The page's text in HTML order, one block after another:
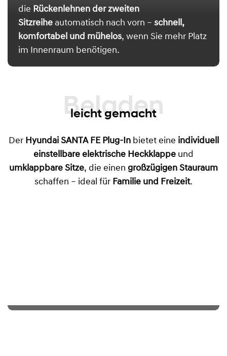
die Rückenlehnen der zweiten
Sitzreihe automatisch nach vorn – schnell,
komfortabel und mühelos, wenn Sie mehr Platz
im Innenraum benötigen.
Beladen
leicht gemacht
Der Hyundai SANTA FE Plug-Inbietet eine individuell
einstellbare elektrische Heckklappe und
umklappbare Sitze, die einen großzügigen Stauraum
schaffen – ideal für Familie und Freizeit.